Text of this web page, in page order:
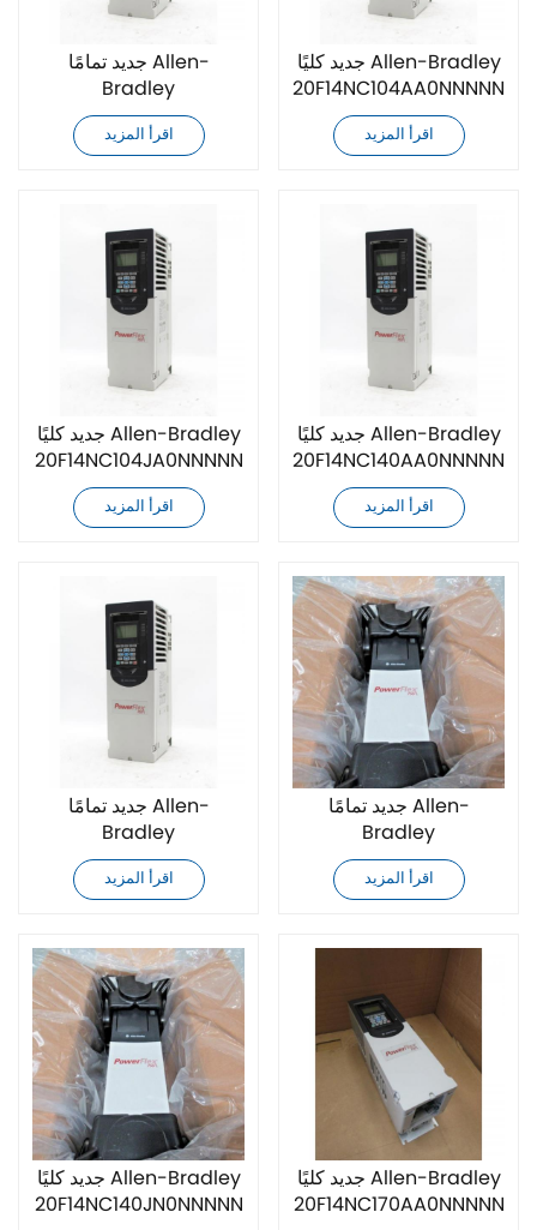
جديد تمامًا Allen-
Bradley
20F14NC085JA0NNNNN
محرك تيار متردد
اقرأ المزيد
جديد كليًا Allen-Bradley
20F14NC104AA0NNNNN
محرك AC
اقرأ المزيد
جديد كليًا Allen-Bradley
20F14NC104JA0NNNNN
محرك AC
اقرأ المزيد
جديد كليًا Allen-Bradley
20F14NC140AA0NNNNN
محرك AC
اقرأ المزيد
جديد تمامًا Allen-
Bradley
20F14NC140AN0NNNNN
محرك تيار متردد
اقرأ المزيد
جديد تمامًا Allen-
Bradley
20F14NC140JA0NNNNN
محرك تيار متردد
اقرأ المزيد
جديد كليًا Allen-Bradley
20F14NC140JN0NNNNN
جديد كليًا Allen-Bradley
20F14NC170AA0NNNNN